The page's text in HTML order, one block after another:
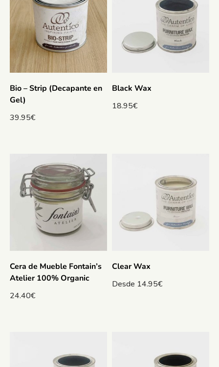
Bio – Strip (Decapante en
Gel)
39.95€
Black Wax
18.95€
Cera de Mueble Fontain’s
Atelier 100% Organic
24.40€
Clear Wax
Desde 14.95€